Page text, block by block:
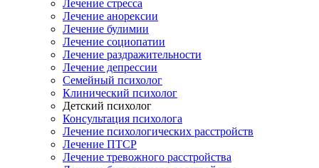
Лечение стресса
Лечение анорексии
Лечение булимии
Лечение социопатии
Лечение раздражительности
Лечение депрессии
Семейный психолог
Клинический психолог
Детский психолог
Консультация психолога
Лечение психологических расстройств
Лечение ПТСР
Лечение тревожного расстройства